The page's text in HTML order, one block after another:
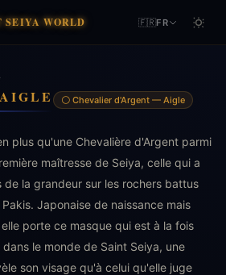
WORLD 🇫🇷FR
⚪ Chevalier d'Argent — Aigle
plus qu'une Chevalière d'Argent parmi
maîtresse de Seiya, celle qui a
de la grandeur sur les rochers battus
Japonaise de naissance mais
porte ce masque qui est à la fois
le monde de Saint Seiya, une
son visage qu'à celui qu'elle juge